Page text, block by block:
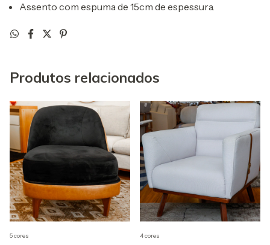
Assento com espuma de 15cm de espessura.
Produtos relacionados
5 cores 4 cores